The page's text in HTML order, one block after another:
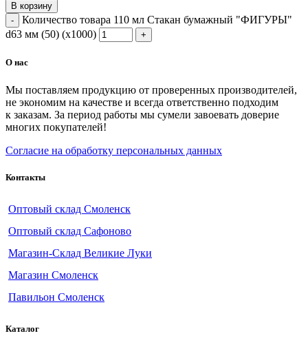
В корзину
Количество товара 110 мл Стакан бумажный "ФИГУРЫ"
d63 мм (50) (х1000)
О нас
Мы поставляем продукцию от проверенных производителей,
не экономим на качестве и всегда ответственно подходим
к заказам. За период работы мы сумели завоевать доверие
многих покупателей!
Согласие на обработку персональных данных
Контакты
Оптовый склад Смоленск
Оптовый склад Сафоново
Магазин-Склад Великие Луки
Магазин Смоленск
Павильон Смоленск
Каталог